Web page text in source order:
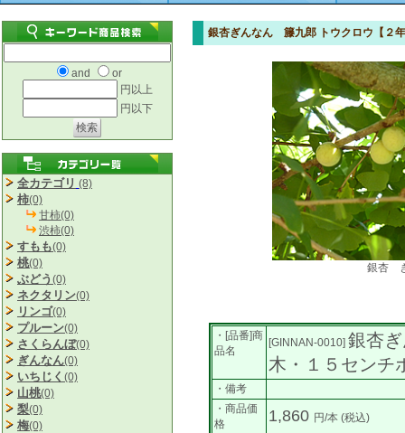
and
or
円以上
円以下
全カテゴリ (8)
柿(0)
甘柿(0)
渋柿(0)
すもも(0)
桃(0)
ぶどう (0)
ネクタリン(0)
リンゴ(0)
プルーン(0)
さくらんぼ(0)
ぎんなん(0)
いちじく (0)
山桃(0)
梨(0)
梅(0)
銀杏ぎんなん 籐九郎 トウクロウ【２
銀杏
・[品番]商
品名
[GINNAN-0010] 銀杏
木・１５センチ
・備考
・商品価
格
1,860 円/本 (税込)